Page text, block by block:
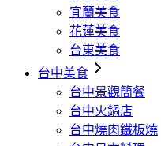
宜蘭美食
花蓮美食
台東美食
台中美食
台中景觀簡餐
台中火鍋店
台中燒肉鐵板燒